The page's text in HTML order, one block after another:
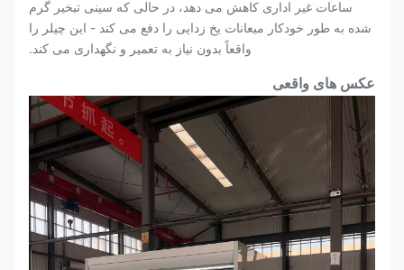
ساعات غیر اداری کاهش می دهد، در حالی که سینی تبخیر گرم
شده به طور خودکار میعانات یخ زدایی را دفع می کند - این چیلر را
واقعاً بدون نیاز به تعمیر و نگهداری می کند.
عکس های واقعی